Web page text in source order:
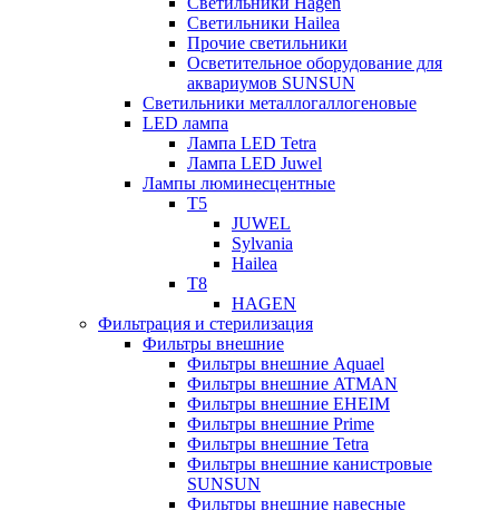
Светильники Hailea
Прочие светильники
Осветительное оборудование для
аквариумов SUNSUN
Светильники металлогаллогеновые
LED лампа
Лампа LED Tetra
Лампа LED Juwel
Лампы люминесцентные
T5
JUWEL
Sylvania
Hailea
T8
HAGEN
Фильтрация и стерилизация
Фильтры внешние
Фильтры внешние Aquael
Фильтры внешние ATMAN
Фильтры внешние EHEIM
Фильтры внешние Prime
Фильтры внешние Tetra
Фильтры внешние канистровые
SUNSUN
Фильтры внешние навесные